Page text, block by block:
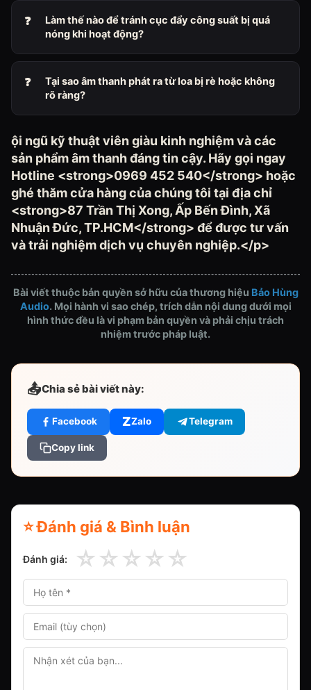
Làm thế nào để tránh cục đẩy công suất bị quá
nóng khi hoạt động?
Tại sao âm thanh phát ra từ loa bị rè hoặc không
rõ ràng?
ội ngũ kỹ thuật viên giàu kinh nghiệm và các
sản phẩm âm thanh đáng tin cậy. Hãy gọi ngay
Hotline <strong>0969 452 540</strong> hoặc
ghé thăm cửa hàng của chúng tôi tại địa chỉ
<strong>87 Trần Thị Xong, Ấp Bến Đình, Xã
Nhuận Đức, TP.HCM</strong> để được tư vấn
và trải nghiệm dịch vụ chuyên nghiệp.</p>
Bài viết thuộc bản quyền sở hữu của thương hiệu Bảo Hùng
Audio. Mọi hành vi sao chép, trích dẫn nội dung dưới mọi
hình thức đều là vi phạm bản quyền và phải chịu trách
nhiệm trước pháp luật.
📤Chia sẻ bài viết này:
Facebook ZZalo Telegram
Copy link
⭐ Đánh giá & Bình luận
Đánh giá: ☆ ☆ ☆ ☆ ☆